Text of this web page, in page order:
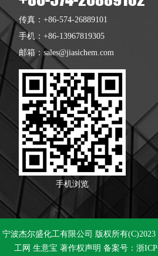
传真：+86-574-26889101
手机：+86-13967819305
邮箱：sales@jiasichem.com
手机浏览
宁波杰尔盛化工有限公司 版权所有(C)2023
工网 生意宝 著作权声明 备案号：浙